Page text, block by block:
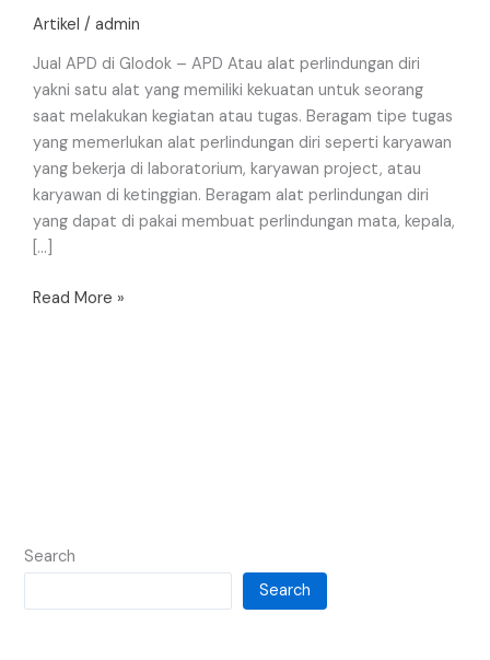
Artikel / admin
Jual APD di Glodok – APD Atau alat perlindungan diri
yakni satu alat yang memiliki kekuatan untuk seorang
saat melakukan kegiatan atau tugas. Beragam tipe tugas
yang memerlukan alat perlindungan diri seperti karyawan
yang bekerja di laboratorium, karyawan project, atau
karyawan di ketinggian. Beragam alat perlindungan diri
yang dapat di pakai membuat perlindungan mata, kepala,
[…]
Glodok
Read More »
Search
Search